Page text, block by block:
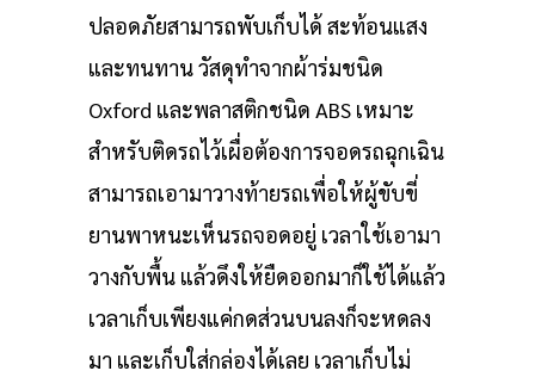
ปลอดภัยสามารถพับเก็บได้ สะท้อนแสง
และทนทาน วัสดุทำจากผ้าร่มชนิด
Oxford และพลาสติกชนิด ABS เหมาะ
สำหรับติดรถไว้เผื่อต้องการจอดรถฉุกเฉิน
สามารถเอามาวางท้ายรถเพื่อให้ผู้ขับขี่
ยานพาหนะเห็นรถจอดอยู่ เวลาใช้เอามา
วางกับพื้น แล้วดึงให้ยืดออกมาก็ใช้ได้แล้ว
เวลาเก็บเพียงแค่กดส่วนบนลงก็จะหดลง
มา และเก็บใส่กล่องได้เลย เวลาเก็บไม่